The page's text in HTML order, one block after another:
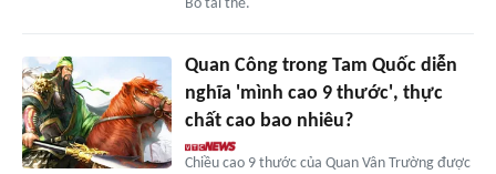
Bố tái thế.
Quan Công trong Tam Quốc diễn
nghĩa 'mình cao 9 thước', thực
chất cao bao nhiêu?
Chiều cao 9 thước của Quan Vân Trường được